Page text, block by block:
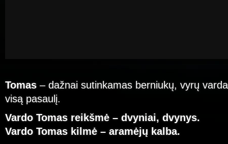
Tomas – dažnai sutinkamas berniukų, vyrų
visą pasaulį.
Vardo Tomas reikšmė – dvyniai, dvynys.
Vardo Tomas kilmė – aramėjų kalba.